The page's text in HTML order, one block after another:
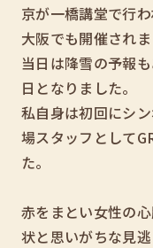
京が一橋講堂で行
大阪でも開催されま
当日は降雪の予報
日となりました。
私自身は初回にシ
場スタッフとして
た。
赤をまとい女性の
状と思いがちな見